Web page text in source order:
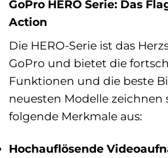
GoPro HERO Serie: Das
Action
Die HERO-Serie ist das
GoPro und bietet die
Funktionen und die beste
neuesten Modelle zeichnen
folgende Merkmale aus:
Hochauflösende